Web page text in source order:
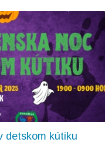
detskom kútiku